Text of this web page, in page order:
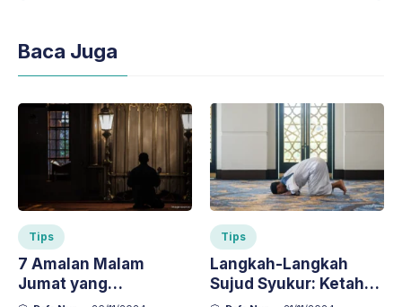
Baca Juga
Tips
7 Amalan Malam
Jumat yang
Tips
Langkah-Langkah
Sujud Syukur: Ketahui